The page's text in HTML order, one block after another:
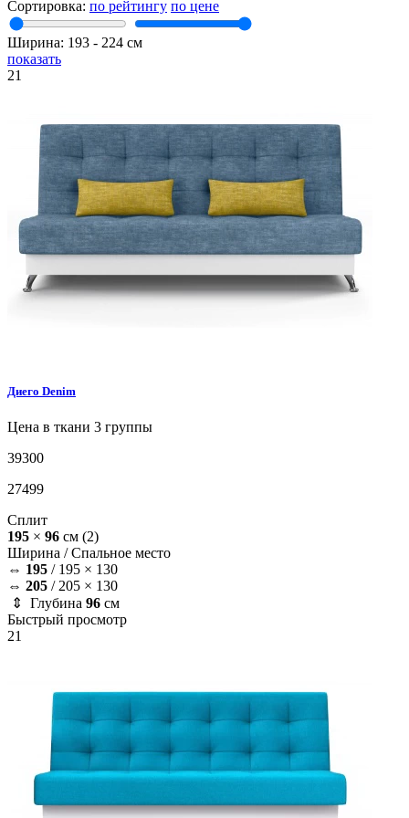
Сортировка: по рейтингу по цене
Ширина: 193 ‐ 224 см
показать
21
Диего Denim
Цена в ткани 3 группы
39300
27499
Сплит
195 × 96 см (2)
Ширина /Спальное место
⇔ 195 / 195 × 130
⇔ 205 / 205 × 130
⇕ Глубина 96 см
Быстрый просмотр
21